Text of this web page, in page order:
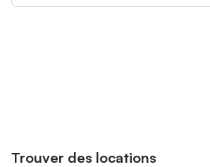
Trouver des locations